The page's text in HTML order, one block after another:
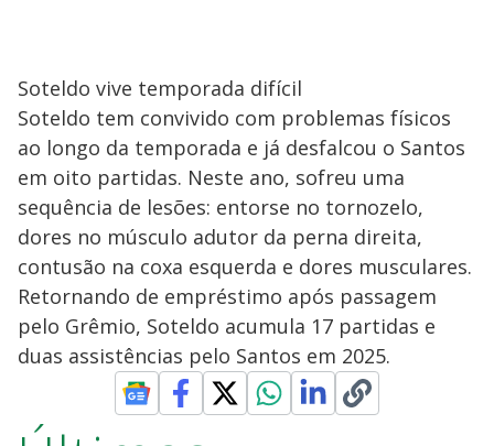
Soteldo vive temporada difícil
Soteldo tem convivido com problemas físicos
ao longo da temporada e já desfalcou o Santos
em oito partidas. Neste ano, sofreu uma
sequência de lesões: entorse no tornozelo,
dores no músculo adutor da perna direita,
contusão na coxa esquerda e dores musculares.
Retornando de empréstimo após passagem
pelo Grêmio, Soteldo acumula 17 partidas e
duas assistências pelo Santos em 2025.